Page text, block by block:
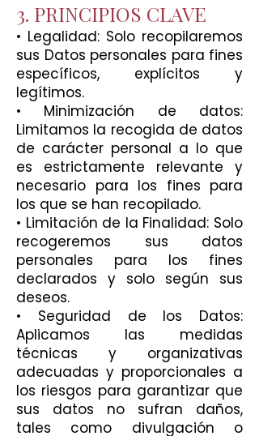
3. PRINCIPIOS CLAVE
• Legalidad: Solo recopilaremos
sus Datos personales para fines
específicos, explícitos y
legítimos.
• Minimización de datos:
Limitamos la recogida de datos
de carácter personal a lo que
es estrictamente relevante y
necesario para los fines para
los que se han recopilado.
• Limitación de la Finalidad: Solo
recogeremos sus datos
personales para los fines
declarados y solo según sus
deseos.
• Seguridad de los Datos:
Aplicamos las medidas
técnicas y organizativas
adecuadas y proporcionales a
los riesgos para garantizar que
sus datos no sufran daños,
tales como divulgación o